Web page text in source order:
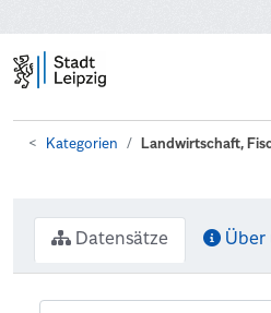
Kategorien Landwirtschaft,
Datensätze Über